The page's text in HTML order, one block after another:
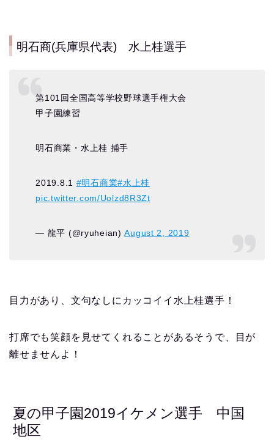
明石商(兵庫県代表) 水上桂選手
第101回全国高等学校野球選手権大会
甲子園練習
明石商業・水上桂 捕手
2019.8.1 #明石商業#水上桂
pic.twitter.com/Uolzd8R3Zt
— 龍平 (@ryuheian)August 2, 2019
目力があり、文句なしにカッコイイ水上桂選手！
打席でも笑顔を見せてくれることがあるそうで、目が
離せませんよ！
夏の甲子園2019イケメン選手 中国
地区